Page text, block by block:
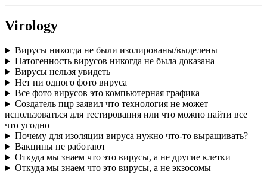
Virology
Вирусы никогда не были изолированы/выделены
Патогенность вирусов никогда не была доказана
Вирусы нельзя увидеть
Нет ни одного фото вируса
Все фото вирусов это компьютерная графика
Создатель пцр заявил что технология не может
использоваться для тестирования или что можно найти все
что угодно
Почему для изоляции вируса нужно что-то выращивать?
Вакцины не работают
Откуда мы знаем что это вирусы, а не другие клетки
Откуда мы знаем что это вирусы, а не экзосомы